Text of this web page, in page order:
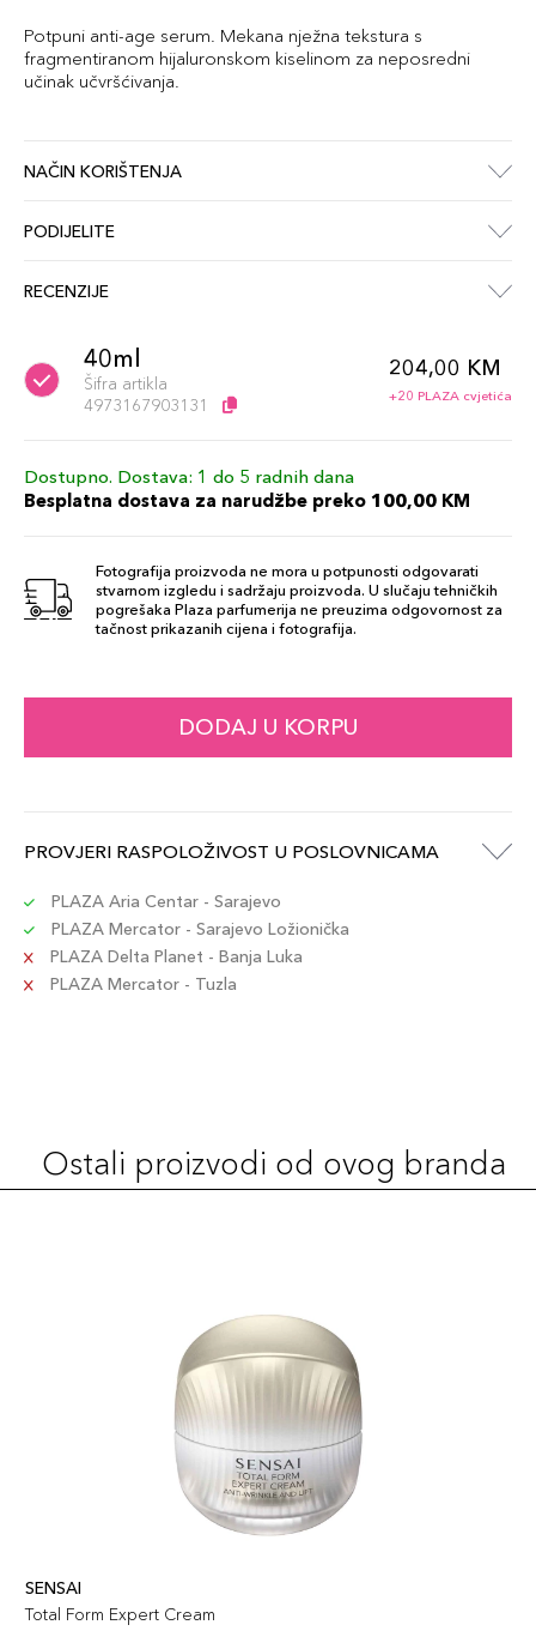
Potpuni anti-age serum. Mekana nježna tekstura s
fragmentiranom hijaluronskom kiselinom za neposredni
učinak učvršćivanja.
NAČIN KORIŠTENJA
PODIJELITE
RECENZIJE
40ml
Šifra artikla
4973167903131
204,00 KM
+20 PLAZA cvjetića
Dostupno. Dostava: 1 do 5 radnih dana
Besplatna dostava za narudžbe preko 100,00 KM
Fotografija proizvoda ne mora u potpunosti odgovarati
stvarnom izgledu i sadržaju proizvoda. U slučaju tehničkih
pogrešaka Plaza parfumerija ne preuzima odgovornost za
tačnost prikazanih cijena i fotografija.
DODAJ U KORPU
PROVJERI RASPOLOŽIVOST U POSLOVNICAMA
PLAZA Aria Centar - Sarajevo
PLAZA Mercator - Sarajevo Ložionička
PLAZA Delta Planet - Banja Luka
PLAZA Mercator - Tuzla
Ostali proizvodi od ovog branda
SENSAI
Total Form Expert Cream